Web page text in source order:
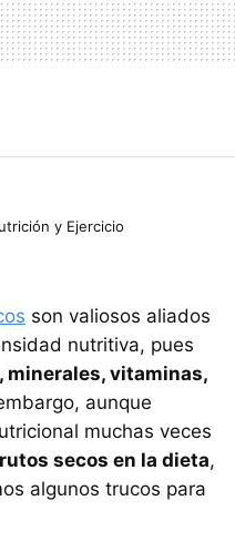
y Ejercicio
son valiosos aliados
nutritiva, pues
minerales, vitaminas,
aunque
muchas veces
secos en la dieta,
algunos trucos para